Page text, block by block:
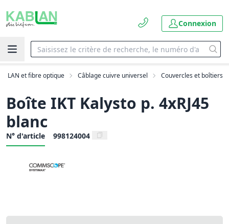
Connexion
LAN et fibre optique Câblage cuivre universel Couvercles et boîtiers
Boîte IKT Kalysto p. 4xRJ45
blanc
N° d'article 998124004